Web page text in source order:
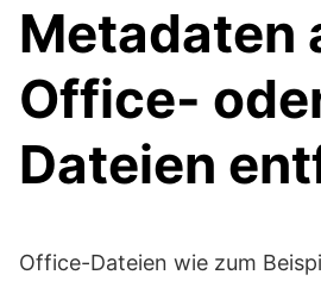
Metadaten
Office-
Dateien
Office-Dateien wie zum